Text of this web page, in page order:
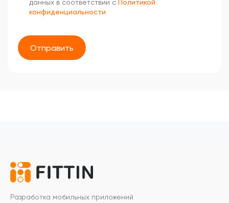
данных в соответствии с Политикой
конфиденциальности
Отправить
Разработка мобильных приложений